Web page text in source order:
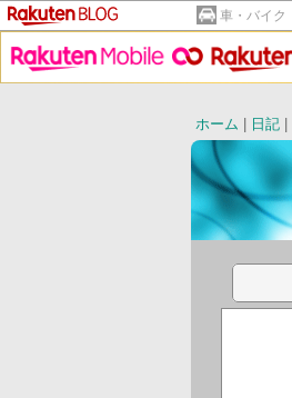
車・バイク
ホーム
日記